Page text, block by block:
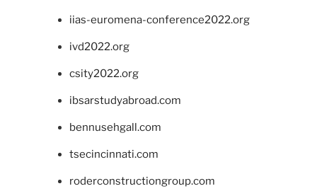
iias-euromena-conference2022.org
ivd2022.org
csity2022.org
ibsarstudyabroad.com
bennusehgall.com
tsecincinnati.com
roderconstructiongroup.com